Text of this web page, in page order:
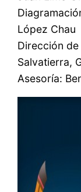
López Chau
Dirección
Salvatierra,
Asesoría: